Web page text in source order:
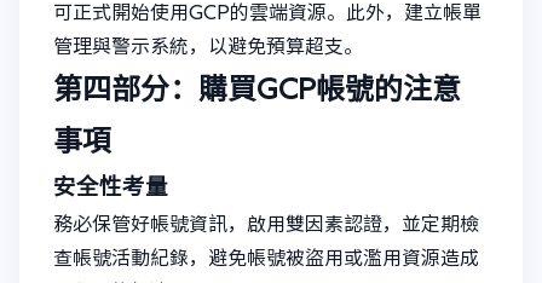
可正式開始使用GCP的雲端資源。此外，建立帳單
管理與警示系統，以避免預算超支。
第四部分：購買GCP帳號的注意
事項
安全性考量
務必保管好帳號資訊，啟用雙因素認證，並定期檢
查帳號活動紀錄，避免帳號被盜用或濫用資源造成